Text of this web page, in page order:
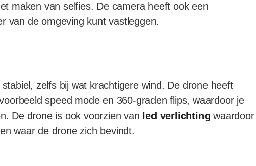
maken van selfies. De camera heeft ook een
van de omgeving kunt vastleggen.
zelfs bij wat krachtigere wind. De drone heeft
speed mode en 360-graden flips, waardoor je
De drone is ook voorzien van led verlichting waardoor
waar de drone zich bevindt.